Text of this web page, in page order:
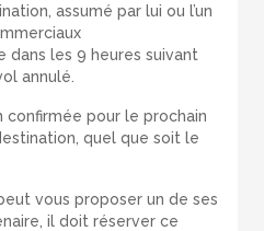
assumé par lui ou l’un
les 9 heures suivant
annulé.
confirmée pour le prochain
quel que soit le
vous proposer un de ses
il doit réserver ce